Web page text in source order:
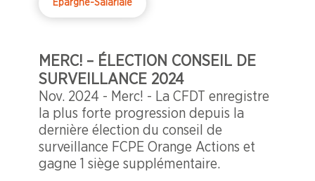
Epargne-Salariale
MERC! – ÉLECTION CONSEIL DE
SURVEILLANCE 2024
Nov. 2024 - Merc! - La CFDT enregistre
la plus forte progression depuis la
dernière élection du conseil de
surveillance FCPE Orange Actions et
gagne 1 siège supplémentaire.